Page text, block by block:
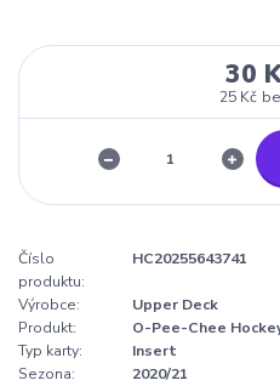
30
25 Kč
Číslo
produktu:
HC20255643741
Výrobce:
Upper Deck
Produkt:
O-Pee-Chee
Typ karty:
Insert
Sezona:
2020/21